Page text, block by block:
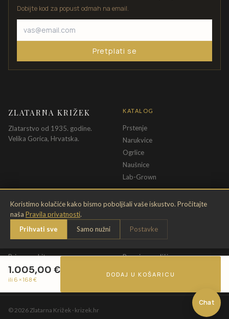
1.005,00 €
ili 6 ×168 €
DODAJ U KOŠARICU
Chat
Koristimo kolačiće kako bismo poboljšali vaše iskustvo. Pročitajte
naša Pravila privatnosti.
Prihvati sve
Samo nužni Postavke
Dobijte kod za popust odmah na email.
Pretplati se
ZLATARNA KRIŽEK
Zlatarstvo od 1935. godine.
Velika Gorica, Hrvatska.
KATALOG
Prstenje
Narukvice
Ogrlice
Naušnice
Lab-Grown
INFORMACIJE
O nama
Kontakt
Briga o nakitu
Jamstvo
PRAVNE ODREDBE
Pravila privatnosti
Opći uvjeti
Promjena veličine
©2026Zlatarna Križek · krizek.hr